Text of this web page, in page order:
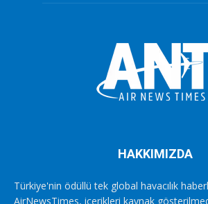
HAKKIMIZDA
Türkiye'nin ödüllü tek global havacılık
AirNewsTimes, içerikleri kaynak